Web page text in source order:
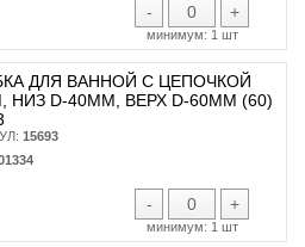
- +
минимум: 1 шт
ДЛЯ ВАННОЙ С ЦЕПОЧКОЙ
НИЗ D-40ММ, ВЕРХ D-60ММ (60)
15693
- +
минимум: 1 шт